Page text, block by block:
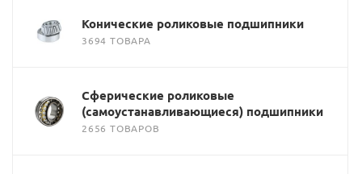
Конические роликовые подшипники
3694 ТОВАРА
Сферические роликовые
(самоустанавливающиеся) подшипники
2656 ТОВАРОВ